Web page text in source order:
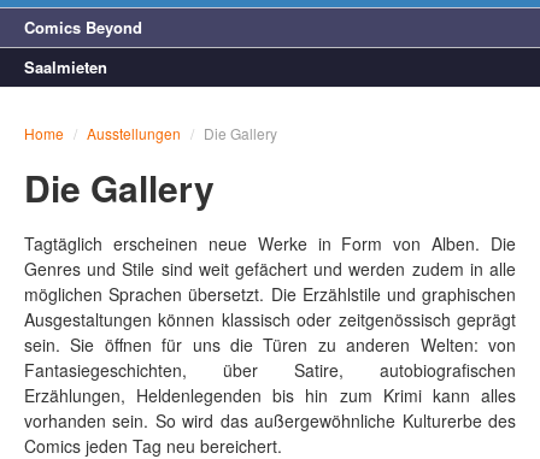
Comics Beyond
Saalmieten
Home / Ausstellungen / Die Gallery
Die Gallery
Tagtäglich erscheinen neue Werke in Form von Alben. Die
Genres und Stile sind weit gefächert und werden zudem in alle
möglichen Sprachen übersetzt. Die Erzählstile und graphischen
Ausgestaltungen können klassisch oder zeitgenössisch geprägt
sein. Sie öffnen für uns die Türen zu anderen Welten: von
Fantasiegeschichten, über Satire, autobiografischen
Erzählungen, Heldenlegenden bis hin zum Krimi kann alles
vorhanden sein. So wird das außergewöhnliche Kulturerbe des
Comics jeden Tag neu bereichert.